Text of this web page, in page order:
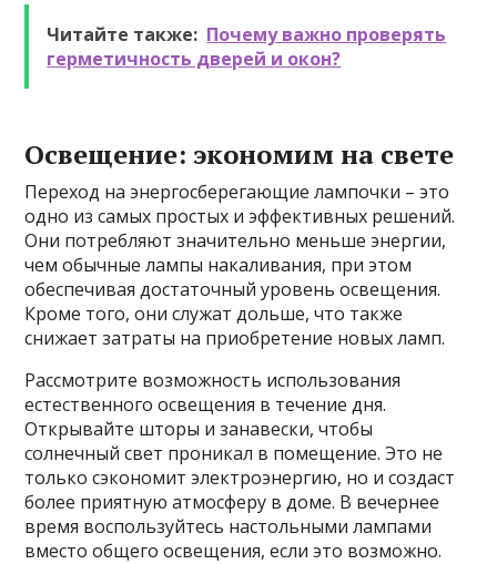
Читайте также: Почему важно проверять
герметичность дверей и окон?
Освещение: экономим на свете
Переход на энергосберегающие лампочки – это
одно из самых простых и эффективных решений.
Они потребляют значительно меньше энергии,
чем обычные лампы накаливания, при этом
обеспечивая достаточный уровень освещения.
Кроме того, они служат дольше, что также
снижает затраты на приобретение новых ламп.
Рассмотрите возможность использования
естественного освещения в течение дня.
Открывайте шторы и занавески, чтобы
солнечный свет проникал в помещение. Это не
только сэкономит электроэнергию, но и создаст
более приятную атмосферу в доме. В вечернее
время воспользуйтесь настольными лампами
вместо общего освещения, если это возможно.